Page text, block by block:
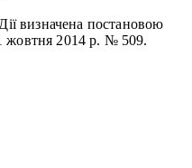
визначена постановою
жовтня 2014 р. № 509.